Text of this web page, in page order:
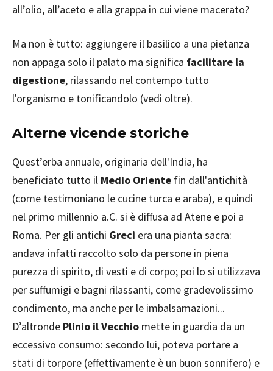
all’olio, all’aceto e alla grappa in cui viene macerato?
Ma non è tutto: aggiungere il basilico a una pietanza
non appaga solo il palato ma significa facilitare la
digestione, rilassando nel contempo tutto
l'organismo e tonificandolo (vedi oltre).
Alterne vicende storiche
Quest’erba annuale, originaria dell'India, ha
beneficiato tutto il Medio Oriente fin dall'antichità
(come testimoniano le cucine turca e araba), e quindi
nel primo millennio a.C. si è diffusa ad Atene e poi a
Roma. Per gli antichi Greci era una pianta sacra:
andava infatti raccolto solo da persone in piena
purezza di spirito, di vesti e di corpo; poi lo si utilizzava
per suffumigi e bagni rilassanti, come gradevolissimo
condimento, ma anche per le imbalsamazioni...
D’altronde Plinio il Vecchio mette in guardia da un
eccessivo consumo: secondo lui, poteva portare a
stati di torpore (effettivamente è un buon sonnifero) e